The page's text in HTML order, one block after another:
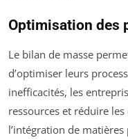
Optimisation des
Le bilan de masse
d’optimiser leurs
inefficacités, les
ressources et réduire
l’intégration de